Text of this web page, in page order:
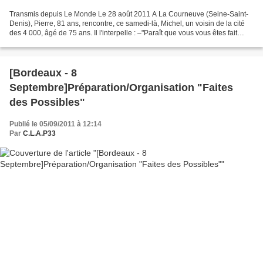
Transmis depuis Le Monde Le 28 août 2011 A La Courneuve (Seine-Saint-
Denis), Pierre, 81 ans, rencontre, ce samedi-là, Michel, un voisin de la cité
des 4 000, âgé de 75 ans. Il l'interpelle : –"Paraît que vous vous êtes fait
[Bordeaux - 8
Septembre]Préparation/Organisation "Faites
des Possibles"
Publié le 05/09/2011 à 12:14
Par C.L.A.P33